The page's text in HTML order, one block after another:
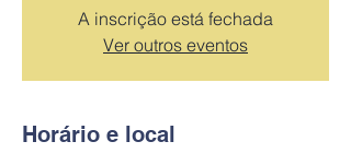
A inscrição está fechada
Ver outros eventos
Horário e local